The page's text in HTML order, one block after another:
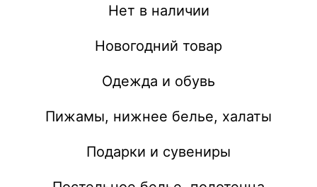
Нет в наличии
Новогодний товар
Одежда и обувь
Пижамы, нижнее белье, халаты
Подарки и сувениры